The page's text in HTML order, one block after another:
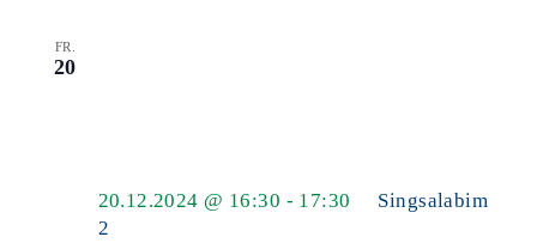
FR.
20
20.12.2024 @ 16:30 - 17:30
Singsalabim
2